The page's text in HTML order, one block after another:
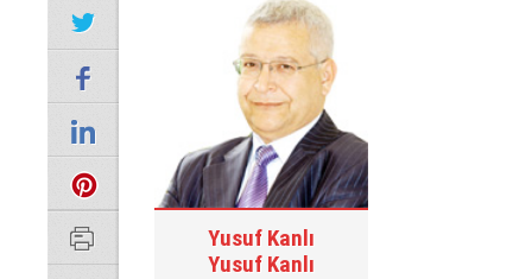
Yusuf Kanlı
Yusuf Kanlı